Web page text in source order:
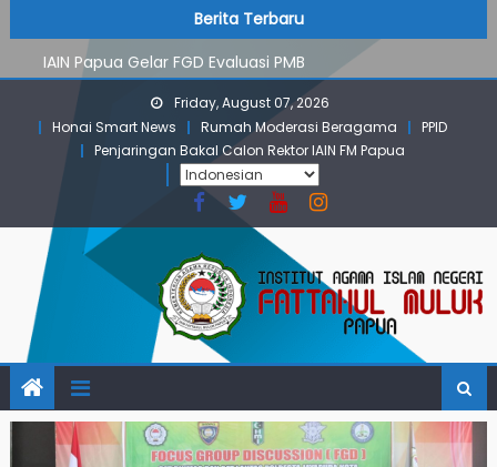
to
content
Berita Terbaru
IAIN Papua Gelar FGD Evaluasi PMB
KKN IAIN Papua: Kelompok Skow Sae Kolaborasi dengan
KKN UGM dan Uncen
Para Mahasiswa PGMI IAIN Papua Tembus Jurnal
Terindeks Google Scholar
Pembekalan KKN: Bangun Komunikasi Aktif dengan
Masyarakat
PMB Jalur Mandiri: Peserta Ujian Dari Lanny Jaya Hingga
Maluku
Friday, August 07, 2026
Honai Smart News
Rumah Moderasi Beragama
PPID
Penjaringan Bakal Calon Rektor IAIN FM Papua